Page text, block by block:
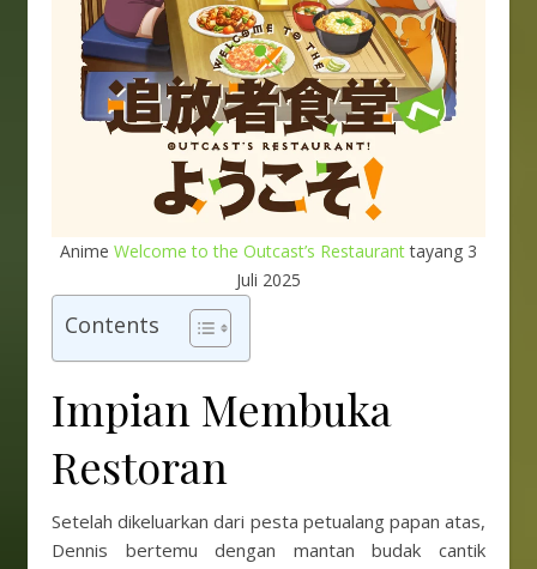
Anime Welcome to the Outcast’s Restauranttayang 3
Juli 2025
Contents
Impian Membuka
Restoran
Setelah dikeluarkan dari pesta petualang papan atas,
Dennis bertemu dengan mantan budak cantik